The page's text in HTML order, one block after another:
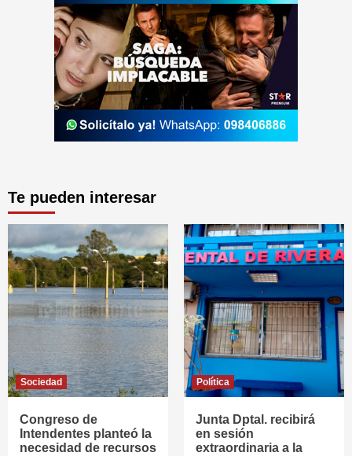
Te pueden interesar
Sociedad
Congreso de
Intendentes planteó la
necesidad de recursos
Política
Junta Dptal. recibirá
en sesión
extraordinaria a la